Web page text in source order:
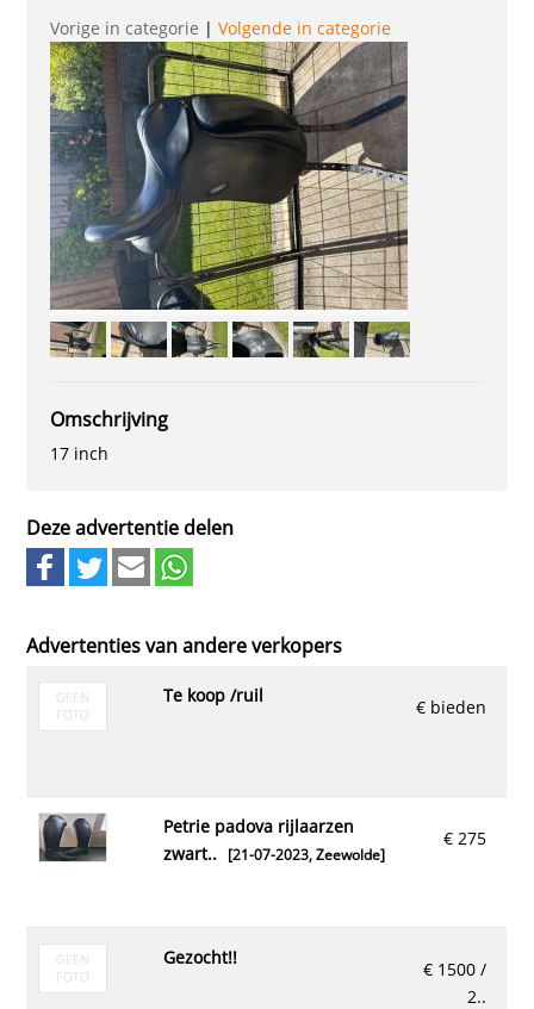
Vorige in categorie |Volgende in categorie
Omschrijving
17 inch
Deze advertentie delen
Advertenties van andere verkopers
€ bieden
te koop /ruil
€ 275
petrie padova rijlaarzen
zwart..[21-07-2023, Zeewolde]
€ 1500 /
2..
gezocht!!